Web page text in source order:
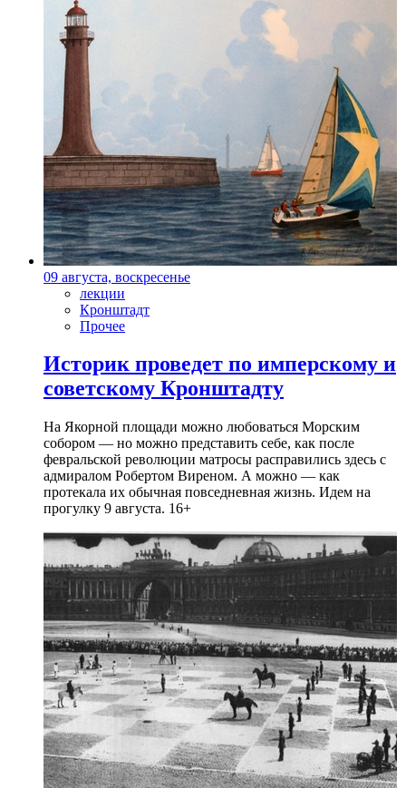
09 августа, воскресенье
лекции
Кронштадт
Прочее
Историк проведет по имперскому и
советскому Кронштадту
На Якорной площади можно любоваться Морским
собором — но можно представить себе, как после
февральской революции матросы расправились здесь с
адмиралом Робертом Виреном. А можно — как
протекала их обычная повседневная жизнь. Идем на
прогулку 9 августа. 16+